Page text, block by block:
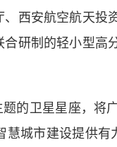
西安航空航天投
研制的轻小型高
的卫星星座，将
城市建设提供有